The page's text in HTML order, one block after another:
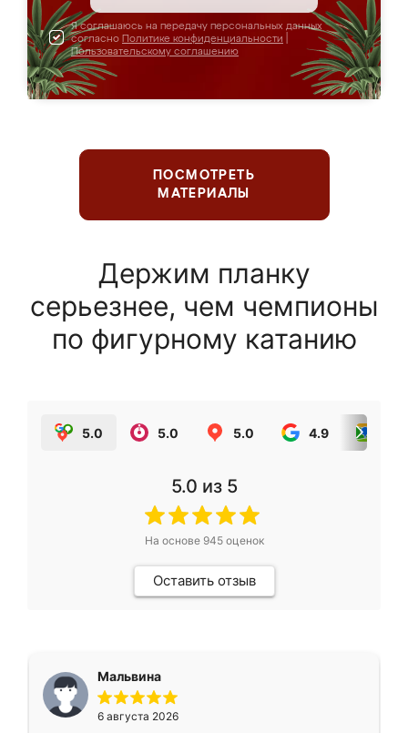
Я соглашаюсь на передачу персональных данных
согласно Политике конфиденциальности
Пользовательскому соглашению
ПОСМОТРЕТЬ
МАТЕРИАЛЫ
Держим планку
серьезнее, чем чемпионы
по фигурному катанию
5.0 5.0 5.0 4.9
5.0 из 5
На основе 945оценок
Оставить отзыв
Мальвина
6 августа 2026